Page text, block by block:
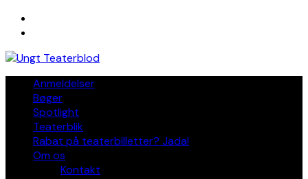
Skip
Anmeldelser
Bøger
Spotlight
Teaterblik
Rabat på teaterbilletter? Jada!
Om os
Kontakt